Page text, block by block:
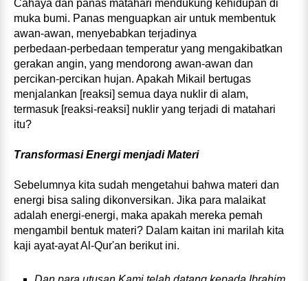
Cahaya dan panas matahari mendukung kehidupan di
muka bumi. Panas menguapkan air untuk membentuk
awan‑awan, menyebabkan terjadinya
perbedaan‑perbedaan temperatur yang mengakibatkan
gerakan angin, yang mendorong awan‑awan dan
percikan‑percikan hujan. Apakah Mikail bertugas
menjalankan [reaksi] semua daya nuklir di alam,
termasuk [reaksi‑reaksi] nuklir yang terjadi di matahari
itu?
Transformasi Energi menjadi Materi
Sebelumnya kita sudah mengetahui bahwa materi dan
energi bisa saling dikonversikan. Jika para malaikat
adalah energi‑energi, maka apakah mereka pemah
mengambil bentuk materi? Dalam kaitan ini marilah kita
kaji ayat-ayat Al‑Qur'an berikut ini.